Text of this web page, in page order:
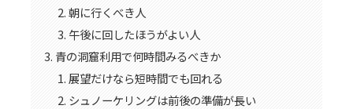
朝に行くべき人
午後に回したほうがよい人
青の洞窟利用で何時間みるべきか
展望だけなら短時間でも回れる
シュノーケリングは前後の準備が長い